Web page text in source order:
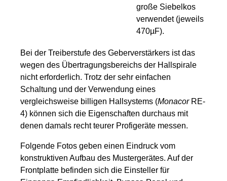
große Siebelkos
verwendet (jeweils
470µF).
Bei der Treiberstufe des Geberverstärkers ist das
wegen des Übertragungsbereichs der Hallspirale
nicht erforderlich. Trotz der sehr einfachen
Schaltung und der Verwendung eines
vergleichsweise billigen Hallsystems (MonacorRE-
4) können sich die Eigenschaften durchaus mit
denen damals recht teurer Profigeräte messen.
Folgende Fotos geben einen Eindruck vom
konstruktiven Aufbau des Mustergerätes. Auf der
Frontplatte befinden sich die Einsteller für